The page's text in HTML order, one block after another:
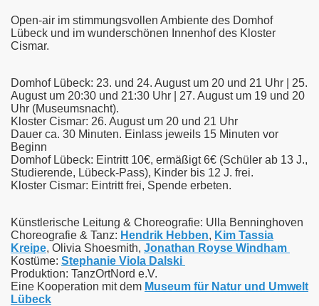
Open-air im stimmungsvollen Ambiente des Domhof
Lübeck und im wunderschönen Innenhof des Kloster
Cismar.
Domhof Lübeck: 23. und 24. August um 20 und 21 Uhr | 25.
August um 20:30 und 21:30 Uhr | 27. August um 19 und 20
Uhr (Museumsnacht).
Kloster Cismar: 26. August um 20 und 21 Uhr
Dauer ca. 30 Minuten. Einlass jeweils 15 Minuten vor
Beginn
Domhof Lübeck: Eintritt 10€, ermäßigt 6€ (Schüler ab 13 J.,
Studierende, Lübeck-Pass), Kinder bis 12 J. frei.
Kloster Cismar: Eintritt frei, Spende erbeten.
Künstlerische Leitung & Choreografie: Ulla Benninghoven
Choreografie & Tanz: Hendrik Hebben, Kim Tassia
Kreipe, Olivia Shoesmith, Jonathan Royse Windham
Kostüme: Stephanie Viola Dalski
Produktion: TanzOrtNord e.V.
Eine Kooperation mit dem Museum für Natur und Umwelt
Lübeck
Instant Composition